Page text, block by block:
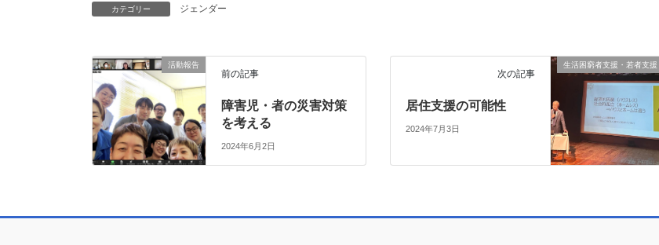
カテゴリー ジェンダー
活動報告
前の記事
障害児・者の災害対策
を考える
2024年6月2日
生活困窮者支援・若者支援
次の記事
居住支援の可能性
2024年7月3日